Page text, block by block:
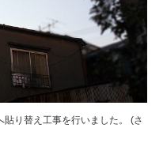
り替え工事を行いました。 (さ